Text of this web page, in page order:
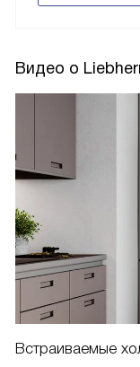
Видео о
Встраиваемые